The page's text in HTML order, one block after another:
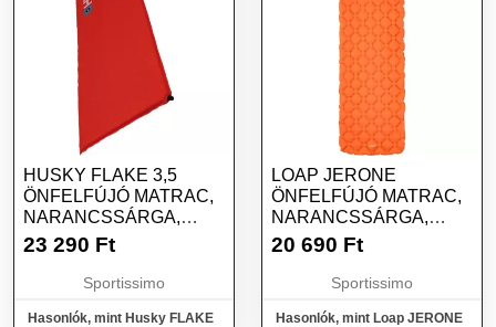
HUSKY FLAKE 3,5
ÖNFELFÚJÓ MATRAC,
NARANCSSÁRGA,
MÉRET
23 290 Ft
Sportissimo
Hasonlók, mint Husky FLAKE
LOAP JERONE
ÖNFELFÚJÓ MATRAC,
NARANCSSÁRGA,
MÉRET
20 690 Ft
Sportissimo
Hasonlók, mint Loap JERONE